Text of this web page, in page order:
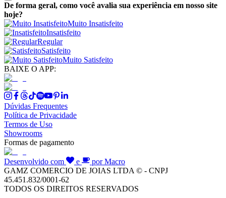
De forma geral, como você avalia sua experiência em nosso site
hoje?
Muito Insatisfeito
Insatisfeito
Regular
Satisfeito
Muito Satisfeito
BAIXE O APP:
Dúvidas Frequentes
Política de Privacidade
Termos de Uso
Showrooms
Formas de pagamento
Desenvolvido com e
por Macro
GAMZ COMERCIO DE JOIAS LTDA © - CNPJ
45.451.832/0001-62
TODOS OS DIREITOS RESERVADOS